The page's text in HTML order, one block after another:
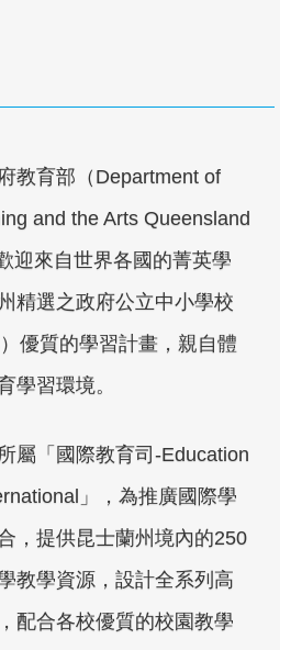
教育部（Department of
and the Arts Queensland
迎來自世界各國的菁英學
精選之政府公立中小學校
優質的學習計畫，親自體
學習環境。
屬「國際教育司-Education
」，為推廣國際學
，提供昆士蘭州境內的250
教學資源，設計全系列高
配合各校優質的校園教學